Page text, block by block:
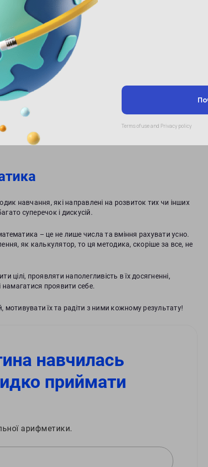
школі. Цей метод допоможе не тільки краще
з навчанням, але й допоможуть розвинути важливі
корисної інформації;
навчання, які направлені на розвиток тих чи інших
суперечок і дискусій.
– це не лише числа та вміння рахувати усно.
як калькулятор, то ця методика, скоріше за все, не
проявляти наполегливість в їх досягненні,
проявити себе.
мотивувати їх та радіти з ними кожному результату!
навчилась
приймати
арифметики.